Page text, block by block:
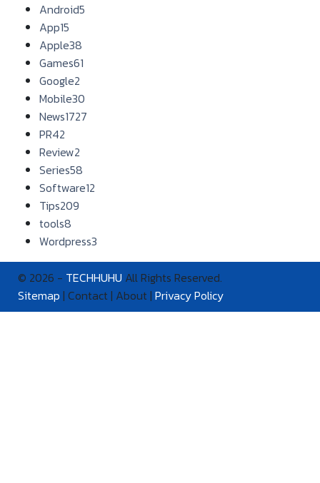
Android5
App15
Apple38
Games61
Google2
Mobile30
News1727
PR42
Review2
Series58
Software12
Tips209
tools8
Wordpress3
© 2026 - TECHHUHU All Rights Reserved.
Sitemap | Contact | About | Privacy Policy